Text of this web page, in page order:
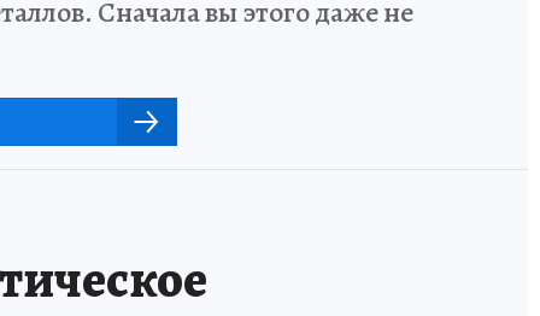
Сначала вы этого даже не